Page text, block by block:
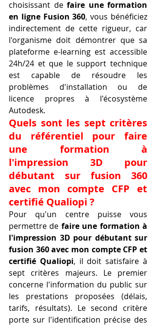
choisissant de faire une formation
en ligne Fusion 360, vous bénéficiez
indirectement de cette rigueur, car
l'organisme doit démontrer que sa
plateforme e-learning est accessible
24h/24 et que le support technique
est capable de résoudre les
problèmes d'installation ou de
licence propres à l'écosystème
Autodesk.
Quels sont les sept critères
du référentiel pour faire
une formation à
l'impression 3D pour
débutant sur fusion 360
avec mon compte CFP et
certifié Qualiopi ?
Pour qu'un centre puisse vous
permettre de faire une formation à
l'impression 3D pour débutant sur
fusion 360 avec mon compte CFP et
certifié Qualiopi, il doit satisfaire à
sept critères majeurs. Le premier
concerne l'information du public sur
les prestations proposées (délais,
tarifs, résultats). Le second critère
porte sur l'identification précise des